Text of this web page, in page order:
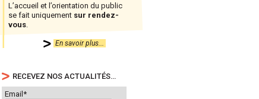
L’accueil et l’orientation du public
se fait uniquement sur rendez-
vous
En savoir plus...
RECEVEZ NOS ACTUALITÉS…
Email*